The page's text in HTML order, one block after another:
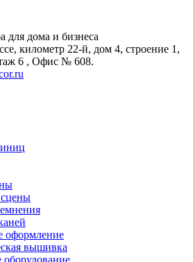
для дома и бизнеса
километр 22-й, дом 4, строение 1,
6 , Офис № 608.
оформление
вышивка
оборудование